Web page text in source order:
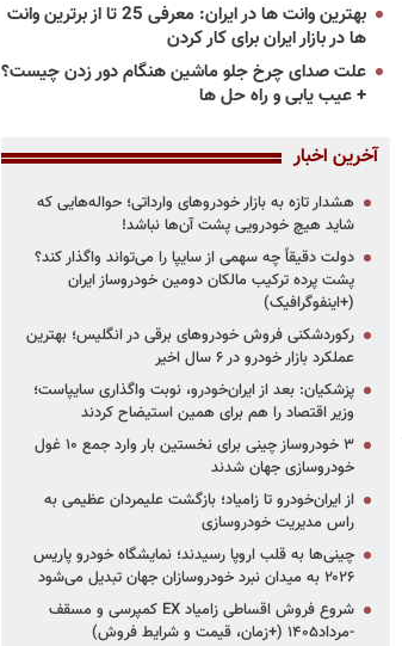
بهترین وانت ها در ایران: معرفی 25 تا از برترین وانت
ها در بازار ایران برای کار کردن
علت صدای چرخ جلو ماشین هنگام دور زدن چیست؟
+ عیب یابی و راه حل ها
آخرین اخبار
هشدار تازه به بازار خودروهای وارداتی؛ حواله‌هایی که
شاید هیچ خودرویی پشت آن‌ها نباشد!
دولت دقیقاً چه سهمی از سایپا را می‌تواند واگذار کند؟
پشت پرده ترکیب مالکان دومین خودروساز ایران
(+اینفوگرافیک)
رکوردشکنی فروش خودروهای برقی در انگلیس؛ بهترین
عملکرد بازار خودرو در ۶ سال اخیر
پزشکیان: بعد از ایران‌خودرو، نوبت واگذاری سایپاست؛
وزیر اقتصاد را هم برای همین استیضاح کردند
۳ خودروساز چینی برای نخستین بار وارد جمع ۱۰ غول
خودروسازی جهان شدند
از ایران‌خودرو تا زامیاد؛ بازگشت علیمردان عظیمی به
راس مدیریت خودروسازی
چینی‌ها به قلب اروپا رسیدند؛ نمایشگاه خودرو پاریس
۲۰۲۶ به میدان نبرد خودروسازان جهان تبدیل می‌شود
شروع فروش اقساطی زامیاد EX کمپرسی و مسقف
-مرداد۱۴۰۵ (+زمان، قیمت و شرایط فروش)